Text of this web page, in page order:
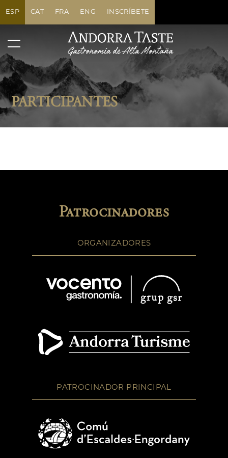
ESP CAT FRA ENG INSCRÍBETE
PARTICIPANTES
Patrocinadores
ORGANIZADORES
PATROCINADOR PRINCIPAL